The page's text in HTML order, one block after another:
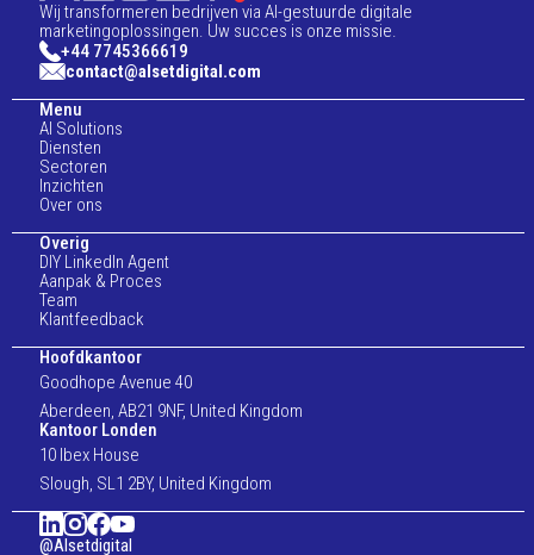
Wij transformeren bedrijven via AI-gestuurde digitale
marketingoplossingen. Uw succes is onze missie.
+44 7745366619
contact@alsetdigital.com
Menu
AI Solutions
Diensten
Sectoren
Inzichten
Over ons
Overig
DIY LinkedIn Agent
Aanpak & Proces
Team
Klantfeedback
Hoofdkantoor
Goodhope Avenue 40
Aberdeen, AB21 9NF, United Kingdom
Kantoor Londen
10 Ibex House
Slough, SL1 2BY, United Kingdom
@Alsetdigital